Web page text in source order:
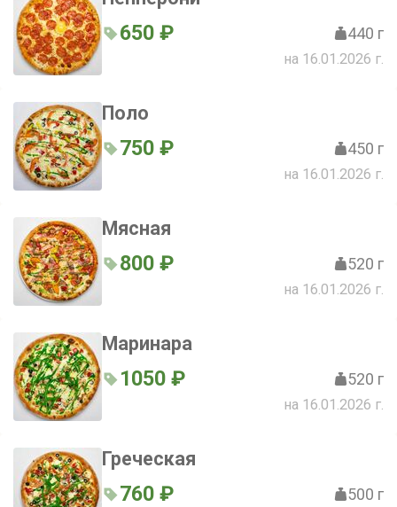
650 ₽ 440 г
на 16.01.2026 г.
Поло
750 ₽ 450 г
на 16.01.2026 г.
Мясная
800 ₽ 520 г
на 16.01.2026 г.
Маринара
1050 ₽ 520 г
на 16.01.2026 г.
Греческая
760 ₽ 500 г